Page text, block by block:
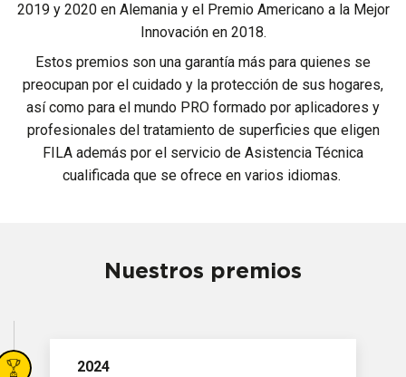
2019 y 2020 en Alemania y el Premio Americano a la Mejor
Innovación en 2018.
Estos premios son una garantía más para quienes se
preocupan por el cuidado y la protección de sus hogares,
así como para el mundo PRO formado por aplicadores y
profesionales del tratamiento de superficies que eligen
FILA además por el servicio de Asistencia Técnica
cualificada que se ofrece en varios idiomas.
Nuestros premios
2024